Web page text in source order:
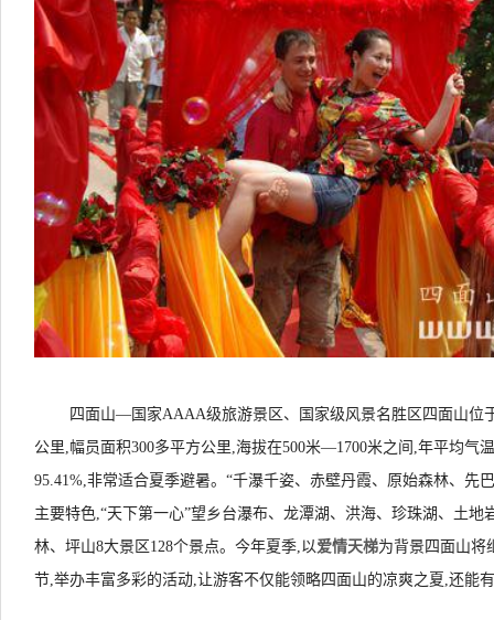
四面山—国家AAAA级旅游景区、国家级风景名胜区四面山位
公里,幅员面积300多平方公里,海拔在500米—1700米之间,年平均气
95.41%,非常适合夏季避暑。“千瀑千姿、赤壁丹霞、原始森林、先
主要特色,“天下第一心”望乡台瀑布、龙潭湖、洪海、珍珠湖、土地
林、坪山8大景区128个景点。今年夏季,以爱情天梯为背景四面山将
节,举办丰富多彩的活动,让游客不仅能领略四面山的凉爽之夏,还能